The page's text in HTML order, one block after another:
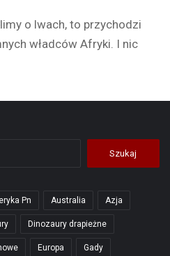
o lwach, to przychodzi
władców Afryki. I nic
Pn Australia Azja
Dinozaury drapieżne
Europa Gady